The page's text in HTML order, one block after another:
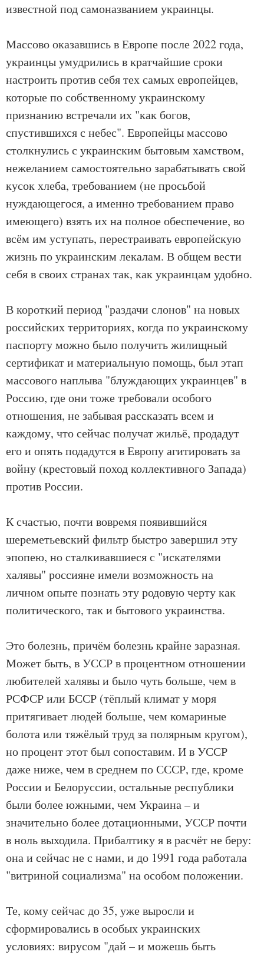
известной под самоназванием украинцы.
Массово оказавшись в Европе после 2022 года,
украинцы умудрились в кратчайшие сроки
настроить против себя тех самых европейцев,
которые по собственному украинскому
признанию встречали их "как богов,
спустившихся с небес". Европейцы массово
столкнулись с украинским бытовым хамством,
нежеланием самостоятельно зарабатывать свой
кусок хлеба, требованием (не просьбой
нуждающегося, а именно требованием право
имеющего) взять их на полное обеспечение, во
всём им уступать, перестраивать европейскую
жизнь по украинским лекалам. В общем вести
себя в своих странах так, как украинцам удобно.
В короткий период "раздачи слонов" на новых
российских территориях, когда по украинскому
паспорту можно было получить жилищный
сертификат и материальную помощь, был этап
массового наплыва "блуждающих украинцев" в
Россию, где они тоже требовали особого
отношения, не забывая рассказать всем и
каждому, что сейчас получат жильё, продадут
его и опять подадутся в Европу агитировать за
войну (крестовый поход коллективного Запада)
против России.
К счастью, почти вовремя появившийся
шереметьевский фильтр быстро завершил эту
эпопею, но сталкивавшиеся с "искателями
халявы" россияне имели возможность на
личном опыте познать эту родовую черту как
политического, так и бытового украинства.
Это болезнь, причём болезнь крайне заразная.
Может быть, в УССР в процентном отношении
любителей халявы и было чуть больше, чем в
РСФСР или БССР (тёплый климат у моря
притягивает людей больше, чем комариные
болота или тяжёлый труд за полярным кругом),
но процент этот был сопоставим. И в УССР
даже ниже, чем в среднем по СССР, где, кроме
России и Белоруссии, остальные республики
были более южными, чем Украина – и
значительно более дотационными, УССР почти
в ноль выходила. Прибалтику я в расчёт не беру:
она и сейчас не с нами, и до 1991 года работала
"витриной социализма" на особом положении.
Те, кому сейчас до 35, уже выросли и
сформировались в особых украинских
условиях: вирусом "дай – и можешь быть